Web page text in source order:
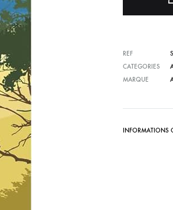
REF
CATEGORIES
MARQUE
INFORMATIONS